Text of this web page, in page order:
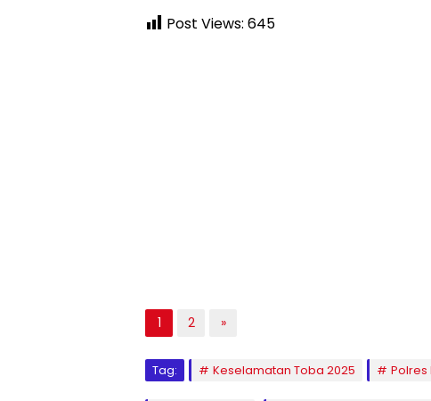
Post Views: 645
1 2 »
Tag: Keselamatan Toba 2025 Polres